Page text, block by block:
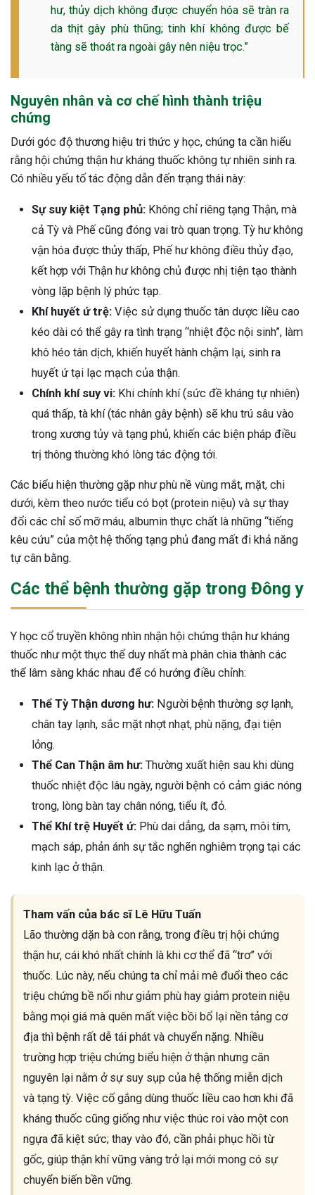
hư, thủy dịch không được chuyển hóa sẽ tràn ra
da thịt gây phù thũng; tinh khí không được bế
tàng sẽ thoát ra ngoài gây nên niệu trọc.”
Nguyên nhân và cơ chế hình thành triệu
chứng
Dưới góc độ thương hiệu tri thức y học, chúng ta cần hiểu
rằng hội chứng thận hư kháng thuốc không tự nhiên sinh ra.
Có nhiều yếu tố tác động dẫn đến trạng thái này:
Sự suy kiệt Tạng phủ: Không chỉ riêng tạng Thận, mà
cả Tỳ và Phế cũng đóng vai trò quan trọng. Tỳ hư không
vận hóa được thủy thấp, Phế hư không điều thủy đạo,
kết hợp với Thận hư không chủ được nhị tiện tạo thành
vòng lặp bệnh lý phức tạp.
Khí huyết ứ trệ: Việc sử dụng thuốc tân dược liều cao
kéo dài có thể gây ra tình trạng “nhiệt độc nội sinh”, làm
khô héo tân dịch, khiến huyết hành chậm lại, sinh ra
huyết ứ tại lạc mạch của thận.
Chính khí suy vi: Khi chính khí (sức đề kháng tự nhiên)
quá thấp, tà khí (tác nhân gây bệnh) sẽ khu trú sâu vào
trong xương tủy và tạng phủ, khiến các biện pháp điều
trị thông thường khó lòng tác động tới.
Các biểu hiện thường gặp như phù nề vùng mắt, mặt, chi
dưới, kèm theo nước tiểu có bọt (protein niệu) và sự thay
đổi các chỉ số mỡ máu, albumin thực chất là những “tiếng
kêu cứu” của một hệ thống tạng phủ đang mất đi khả năng
tự cân bằng.
Các thể bệnh thường gặp trong Đông y
Y học cổ truyền không nhìn nhận hội chứng thận hư kháng
thuốc như một thực thể duy nhất mà phân chia thành các
thể lâm sàng khác nhau để có hướng điều chỉnh:
Thể Tỳ Thận dương hư: Người bệnh thường sợ lạnh,
chân tay lạnh, sắc mặt nhợt nhạt, phù nặng, đại tiện
lỏng.
Thể Can Thận âm hư: Thường xuất hiện sau khi dùng
thuốc nhiệt độc lâu ngày, người bệnh có cảm giác nóng
trong, lòng bàn tay chân nóng, tiểu ít, đỏ.
Thể Khí trệ Huyết ứ: Phù dai dẳng, da sạm, môi tím,
mạch sáp, phản ánh sự tắc nghẽn nghiêm trọng tại các
kinh lạc ở thận.
Tham vấn của bác sĩ Lê Hữu Tuấn
Lão thường dặn bà con rằng, trong điều trị hội chứng
thận hư, cái khó nhất chính là khi cơ thể đã “trơ” với
thuốc. Lúc này, nếu chúng ta chỉ mải mê đuổi theo các
triệu chứng bề nổi như giảm phù hay giảm protein niệu
bằng mọi giá mà quên mất việc bồi bổ lại nền tảng cơ
địa thì bệnh rất dễ tái phát và chuyển nặng. Nhiều
trường hợp triệu chứng biểu hiện ở thận nhưng căn
nguyên lại nằm ở sự suy sụp của hệ thống miễn dịch
và tạng tỳ. Việc cố gắng dùng thuốc liều cao hơn khi đã
kháng thuốc cũng giống như việc thúc roi vào một con
ngựa đã kiệt sức; thay vào đó, cần phải phục hồi từ
gốc, giúp thận khí vững vàng trở lại mới mong có sự
chuyển biến bền vững.